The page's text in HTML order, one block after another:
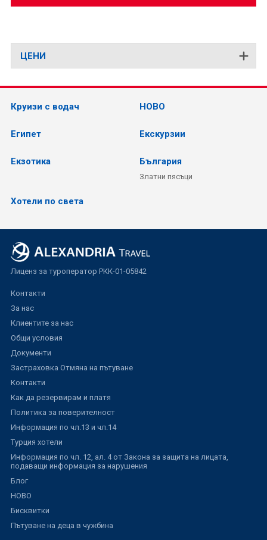
ЦЕНИ
Круизи с водач НОВО
Египет Екскурзии
Екзотика България
Златни пясъци
Хотели по света
Лиценз за туроператор РКК-01-05842
Контакти
За нас
Клиентите за нас
Общи условия
Документи
Застраховка Отмяна на пътуване
Контакти
Как да резервирам и платя
Политика за поверителност
Информация по чл.13 и чл.14
Турция хотели
Информация по чл. 12, ал. 4 от Закона за защита на лицата,
подаващи информация за нарушения
Блог
НОВО
Бисквитки
Пътуване на деца в чужбина